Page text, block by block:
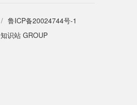
/ 鲁ICP备20024744号-1
知识站 GROUP